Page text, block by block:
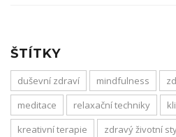
ŠTÍTKY
duševní zdraví mindfulness
meditace
relaxační techniky
kreativní terapie
zdravý životní